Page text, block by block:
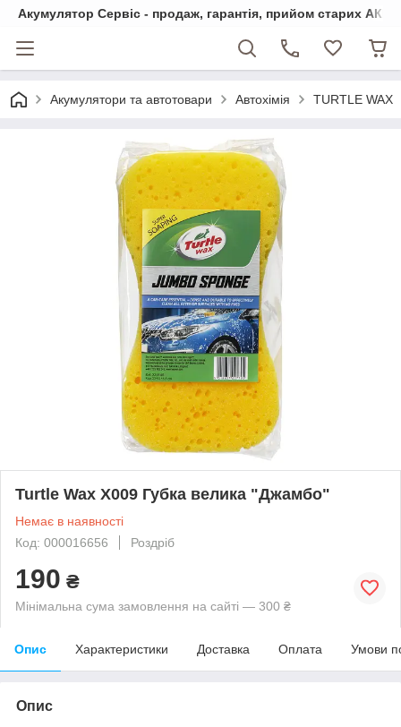
Акумулятор Сервіс - продаж, гарантія, прийом старих АКБ
Акумулятори та автотовари Автохімія TURTLE WAX
Turtle Wax X009 Губка велика "Джамбо"
Немає в наявності
Код: 000016656
Роздріб
190 ₴
Мінімальна сума замовлення на сайті — 300 ₴
Опис Характеристики Доставка Оплата Умови
Опис